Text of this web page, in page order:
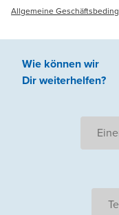
Allgemeine
Wie können wir
Dir weiterhelfen?